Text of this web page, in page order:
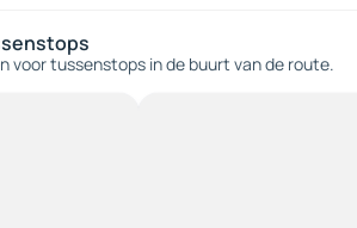
voor tussenstops in de buurt van de route.